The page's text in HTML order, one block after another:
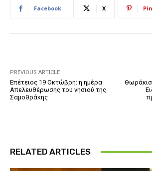
Facebook X
PREVIOUS ARTICLE
Επέτειος 19 Οκτώβρη: η ημέρα
Απελευθέρωσης του νησιού της
Σαμοθράκης
RELATED ARTICLES